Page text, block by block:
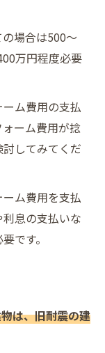
場合は500～
万円程度必要
ム費用の支払
ーム費用が捻
してみてくだ
ム費用を支払
息の支払いな
です。
は、旧耐震の建